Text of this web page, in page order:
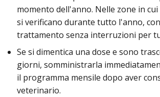
momento dell'anno. Nelle zone in
si verificano durante tutto l'anno,
trattamento senza interruzioni per
Se si dimentica una dose e sono
giorni, somministrarla
il programma mensile dopo aver
veterinario.